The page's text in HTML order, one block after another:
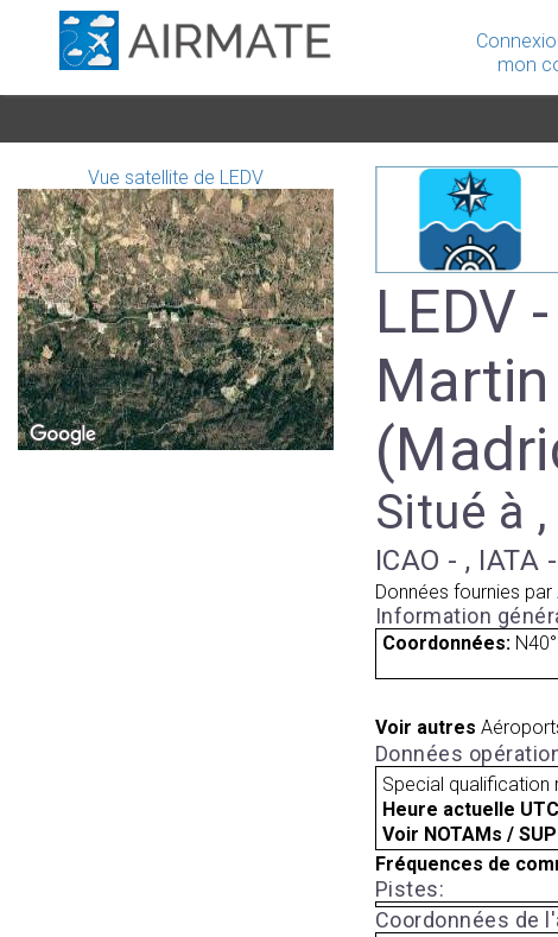
mon
Vue satellite de LEDV
LEDV
Situé à
ICAO - , IATA -
Données fournies par
Information
Coordonnées:
Voir autres
Données
Special qualification
Heure actuelle
Voir NOTAMs /
Fréquences de
Pistes:
Coordonnées de